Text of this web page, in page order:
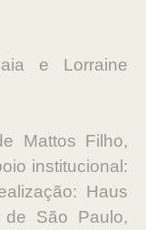
e Lorraine
Mattos Filho,
institucional:
Haus
de São Paulo,